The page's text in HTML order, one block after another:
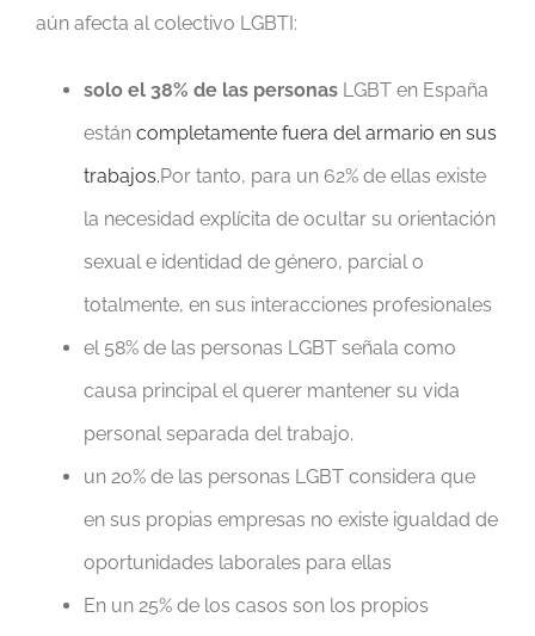
aún afecta al colectivo LGBTI:
solo el 38% de las personas LGBT en España
están completamente fuera del armario en sus
trabajos.Por tanto, para un 62% de ellas existe
la necesidad explícita de ocultar su orientación
sexual e identidad de género, parcial o
totalmente, en sus interacciones profesionales
el 58% de las personas LGBT señala como
causa principal el querer mantener su vida
personal separada del trabajo.
un 20% de las personas LGBT considera que
en sus propias empresas no existe igualdad de
oportunidades laborales para ellas
En un 25% de los casos son los propios